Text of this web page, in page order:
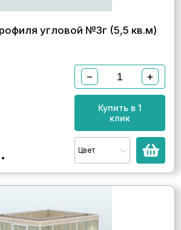
угловой №3г (5,5 кв.м)
− +
Купить в 1
клик
Цвет